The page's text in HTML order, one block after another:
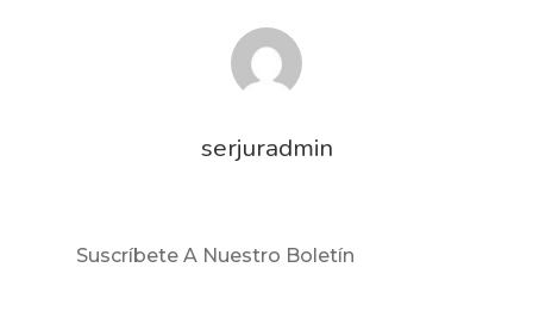
serjuradmin
Suscríbete A Nuestro BoletínCafé Jurídico